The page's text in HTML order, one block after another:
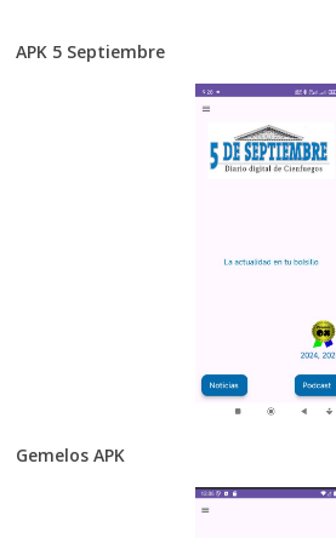
APK 5 Septiembre
Gemelos APK